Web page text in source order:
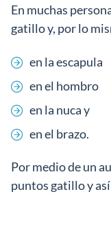
En muchas
gatillo y, por lo
en la escapula
en el hombro
en la nuca y
en el brazo.
Por medio de un
puntos gatillo y